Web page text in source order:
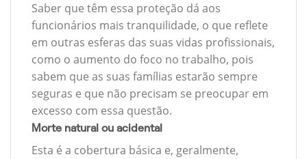
Saber que têm essa proteção dá aos
funcionários mais tranquilidade, o que reflete
em outras esferas das suas vidas profissionais,
como o aumento do foco no trabalho, pois
sabem que as suas famílias estarão sempre
seguras e que não precisam se preocupar em
excesso com essa questão.
Morte natural ou acidental
Esta é a cobertura básica e, geralmente,